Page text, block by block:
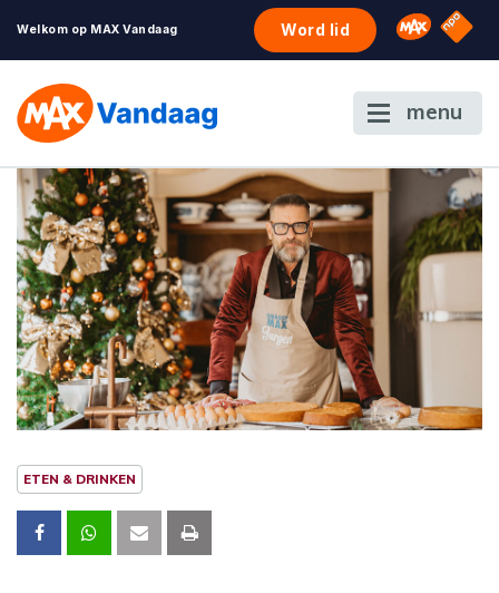
Welkom op MAX Vandaag Word lid Omroep
NPO
menu
ETEN & DRINKEN